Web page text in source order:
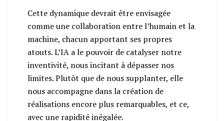
Cette dynamique devrait être envisagée
comme une collaboration entre l’humain et la
machine, chacun apportant ses propres
atouts. L’IA a le pouvoir de catalyser notre
inventivité, nous incitant à dépasser nos
limites. Plutôt que de nous supplanter, elle
nous accompagne dans la création de
réalisations encore plus remarquables, et ce,
avec une rapidité inégalée.